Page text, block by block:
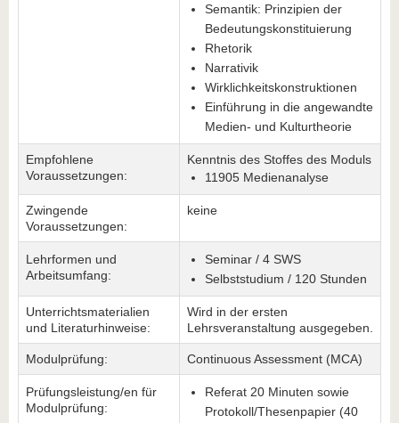
Semantik: Prinzipien der
Bedeutungskonstituierung
Rhetorik
Narrativik
Wirklichkeitskonstruktionen
Einführung in die angewandte
Medien- und Kulturtheorie
Empfohlene
Voraussetzungen:
Kenntnis des Stoffes des Moduls
11905 Medienanalyse
Zwingende
Voraussetzungen:
keine
Lehrformen und
Arbeitsumfang:
Seminar / 4 SWS
Selbststudium / 120 Stunden
Unterrichtsmaterialien
und Literaturhinweise:
Wird in der ersten
Lehrsveranstaltung ausgegeben.
Modulprüfung: Continuous Assessment (MCA)
Prüfungsleistung/en für
Modulprüfung:
Referat 20 Minuten sowie
Protokoll/Thesenpapier (40